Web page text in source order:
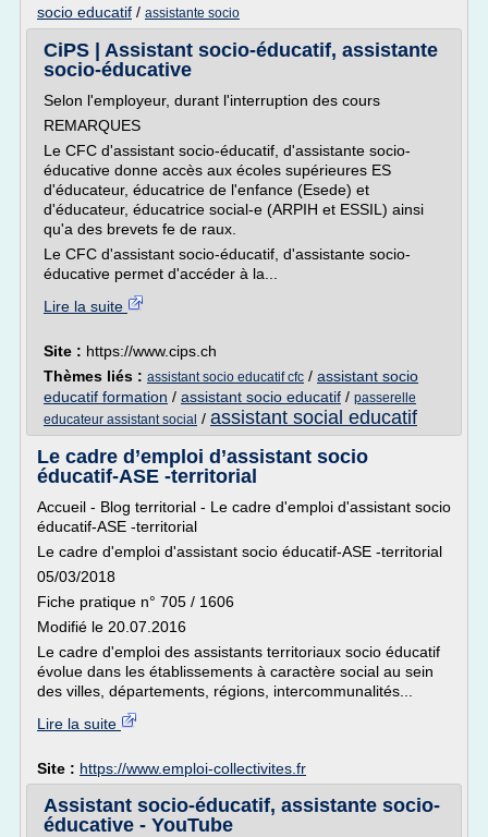
socio educatif / assistante socio
CiPS | Assistant socio-éducatif, assistante
socio-éducative
Selon l'employeur, durant l'interruption des cours
REMARQUES
Le CFC d'assistant socio-éducatif, d'assistante socio-
éducative donne accès aux écoles supérieures ES
d'éducateur, éducatrice de l'enfance (Esede) et
d'éducateur, éducatrice social-e (ARPIH et ESSIL) ainsi
qu'a des brevets fe de raux.
Le CFC d'assistant socio-éducatif, d'assistante socio-
éducative permet d'accéder à la...
Lire la suite
Site : https://www.cips.ch
Thèmes liés : assistant socio educatif cfc / assistant socio
educatif formation / assistant socio educatif / passerelle
educateur assistant social / assistant social educatif
Le cadre d’emploi d’assistant socio
éducatif-ASE -territorial
Accueil - Blog territorial - Le cadre d'emploi d'assistant socio
éducatif-ASE -territorial
Le cadre d'emploi d'assistant socio éducatif-ASE -territorial
05/03/2018
Fiche pratique n° 705 / 1606
Modifié le 20.07.2016
Le cadre d'emploi des assistants territoriaux socio éducatif
évolue dans les établissements à caractère social au sein
des villes, départements, régions, intercommunalités...
Lire la suite
Site : https://www.emploi-collectivites.fr
Assistant socio-éducatif, assistante socio-
éducative - YouTube